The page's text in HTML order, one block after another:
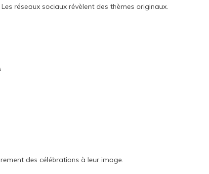
réseaux sociaux révèlent des thèmes originaux.
des célébrations à leur image.